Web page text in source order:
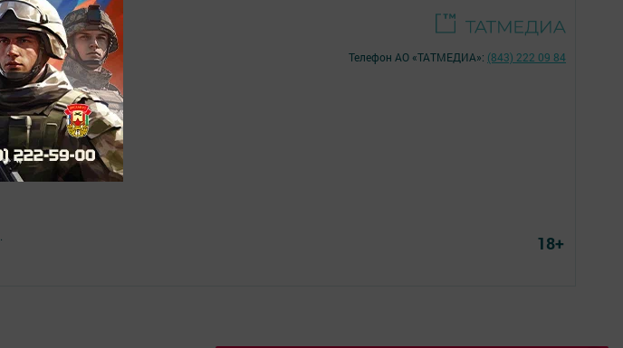
Телефон АО «ТАТМЕДИА»: (843) 222 09 84
18+